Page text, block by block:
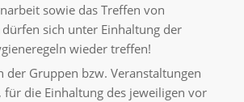
sowie das Treffen von
sich unter Einhaltung der
wieder treffen!
der Gruppen bzw. Veranstaltungen
für die Einhaltung des jeweiligen vor